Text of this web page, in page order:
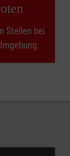
Stellen bei